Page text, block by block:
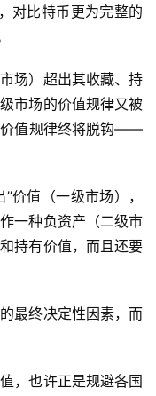
对比特币更为完整的
场）超出其收藏、持
市场的价值规律又被
价值规律终将脱钩——
价值（一级市场），
一种负资产（二级市
持有价值，而且还要
最终决定性因素，而
，也许正是规避各国